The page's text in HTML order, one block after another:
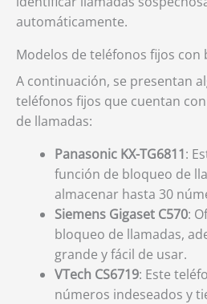
automáticamente.
Modelos de teléfonos fijos con
A continuación, se presentan
teléfonos fijos que cuentan
de llamadas:
Panasonic KX-TG6811:
función de bloqueo de
almacenar hasta 30
Siemens Gigaset C570:
bloqueo de llamadas,
grande y fácil de usar.
VTech CS6719: Este
números indeseados y